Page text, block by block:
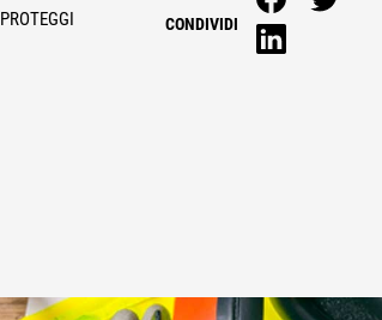
PROTEGGI CONDIVIDI